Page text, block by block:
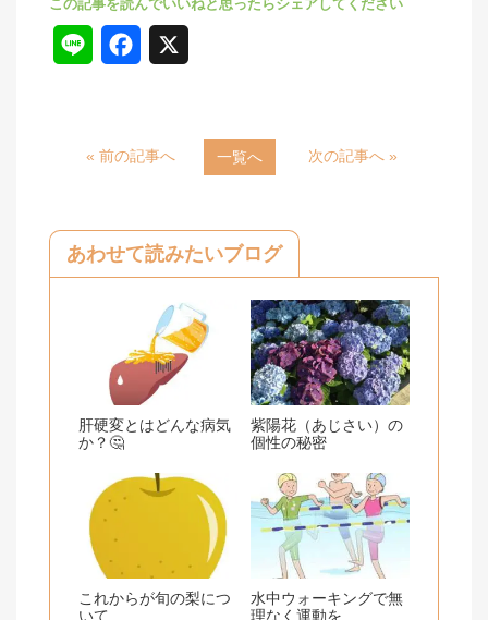
e e
o
o
« 前の記事へ 一覧へ 次の記事へ »
あわせて読みたいブログ
肝硬変とはどんな病気
か？🤔
紫陽花（あじさい）の
個性の秘密
これからが旬の梨につ
いて
水中ウォーキングで無
理なく運動を